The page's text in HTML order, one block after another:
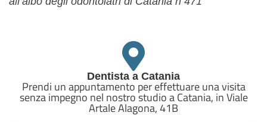
Dentista a Catania
Prendi un appuntamento per effettuare una visita
senza impegno nel nostro studio a Catania, in Viale
Artale Alagona, 41B